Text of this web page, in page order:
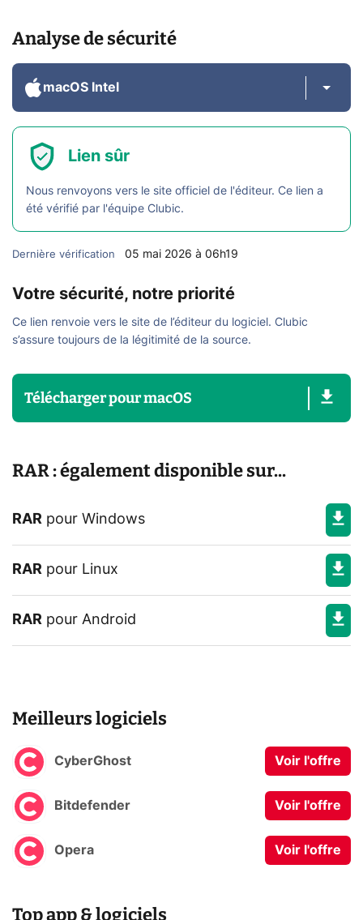
Analyse de sécurité
macOS Intel
Lien sûr
Nous renvoyons vers le site officiel de l'éditeur. Ce lien a
été vérifié par l'équipe Clubic.
Dernière vérification 05 mai 2026 à 06h19
Votre sécurité, notre priorité
Ce lien renvoie vers le site de l’éditeur du logiciel. Clubic
s’assure toujours de la légitimité de la source.
TéléchargerpourmacOS
RAR : également disponible sur...
RAR pour Windows
RAR pour Linux
RAR pour Android
Meilleurs logiciels
CyberGhost Voir l'offre
Bitdefender Voir l'offre
Opera Voir l'offre
Top app & logiciels